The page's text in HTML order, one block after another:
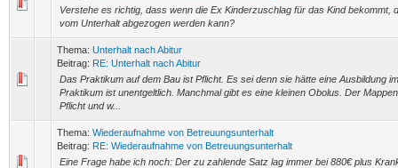
Verstehe es richtig, dass wenn die Ex Kinderzuschlag für das Kind bekommt,
vom Unterhalt abgezogen werden kann?
Thema: Unterhalt nach Abitur
Beitrag: RE: Unterhalt nach Abitur
Das Praktikum auf dem Bau ist Pflicht. Es sei denn sie hätte eine Ausbildung
Praktikum ist unentgeltlich. Manchmal gibt es eine kleinen Obolus. Der
Pflicht und w...
Thema: Wiederaufnahme von Betreuungsunterhalt
Beitrag: RE: Wiederaufnahme von Betreuungsunterhalt
Eine Frage habe ich noch: Der zu zahlende Satz lag immer bei 880€ plus